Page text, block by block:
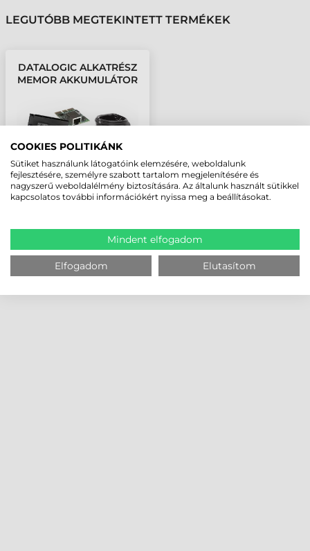
LEGUTÓBB MEGTEKINTETT TERMÉKEK
DATALOGIC ALKATRÉSZ
MEMOR AKKUMULÁTOR
COOKIES POLITIKÁNK
Sütiket használunk látogatóink elemzésére, weboldalunk
fejlesztésére, személyre szabott tartalom megjelenítésére és
nagyszerű weboldalélmény biztosítására. Az általunk használt sütikkel
kapcsolatos további információkért nyissa meg a beállításokat.
Mindent elfogadom
Elfogadom Elutasítom